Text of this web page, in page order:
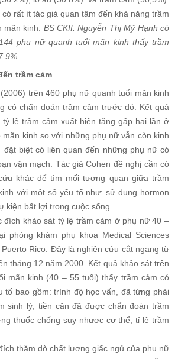
rất ít tác giả quan tâm đến khả năng trầm
kinh. BS CKII. Nguyễn Thị Mỹ Hạnh có
phụ nữ quanh tuổi mãn kinh thấy trầm
trầm cảm
trên 460 phụ nữ quanh tuổi mãn kinh
có chẩn đoán trầm cảm trước đó. Kết quả
tỷ lệ trầm cảm xuất hiện tăng gấp hai lần ở
kinh so với những phụ nữ vẫn còn kinh
đặt biệt có liên quan đến những phụ nữ có
vận mạch. Tác giả Cohen đề nghị cần có
khác để tìm mối tương quan giữa trầm
với một số yếu tố như: sử dụng hormon
kiện bất lợi trong cuộc sống.
đích khảo sát tỷ lệ trầm cảm ở phụ nữ 40 –
phòng khám phụ khoa Medical Sciences
Rico. Đây là nghiên cứu cắt ngang từ
tháng 12 năm 2000. Kết quả khảo sát trên
mãn kinh (40 – 55 tuổi) thấy trầm cảm có
tố bao gồm: trình độ học vấn, đã từng phải
sinh lý, tiền căn đã được chẩn đoán trầm
thuốc chống suy nhược cơ thể, tỉ lệ trầm
thăm dò chất lượng giấc ngủ của phụ nữ